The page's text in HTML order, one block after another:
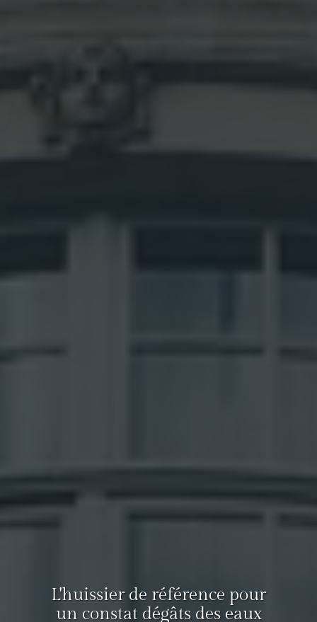
L'huissier de référence pour
un constat dégâts des eaux